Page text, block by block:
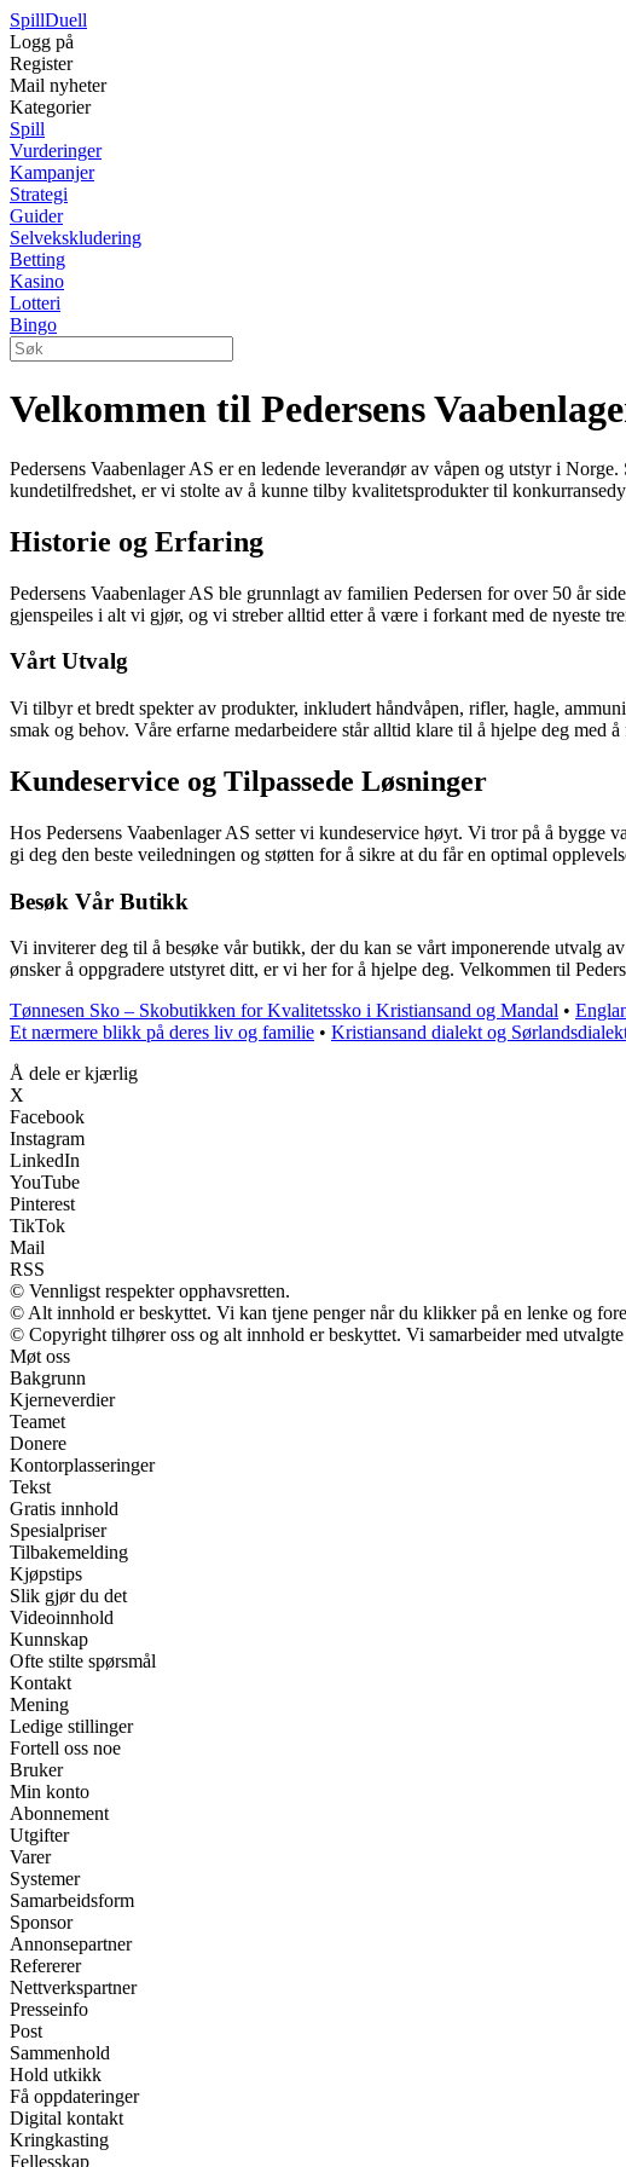
SpillDuell
Logg på
Register
Mail nyheter
Kategorier
Spill
Vurderinger
Kampanjer
Strategi
Guider
Selvekskludering
Betting
Kasino
Lotteri
Bingo
Velkommen til Pedersens
Pedersens Vaabenlager AS er en ledende leverandør av våpen og utstyr i
kundetilfredshet, er vi stolte av å kunne tilby kvalitetsprodukter til
Historie og Erfaring
Pedersens Vaabenlager AS ble grunnlagt av familien Pedersen for over 50 år
gjenspeiles i alt vi gjør, og vi streber alltid etter å være i forkant med de nyeste
Vårt Utvalg
Vi tilbyr et bredt spekter av produkter, inkludert håndvåpen, rifler, hagle,
smak og behov. Våre erfarne medarbeidere står alltid klare til å hjelpe deg med
Kundeservice og Tilpassede Løsninger
Hos Pedersens Vaabenlager AS setter vi kundeservice høyt. Vi tror på å bygge
gi deg den beste veiledningen og støtten for å sikre at du får en optimal
Besøk Vår Butikk
Vi inviterer deg til å besøke vår butikk, der du kan se vårt imponerende utvalg
ønsker å oppgradere utstyret ditt, er vi her for å hjelpe deg. Velkommen til
Tønnesen Sko – Skobutikken for Kvalitetssko i Kristiansand og Mandal •
Et nærmere blikk på deres liv og familie • Kristiansand dialekt og
Å dele er kjærlig
X
Facebook
Instagram
LinkedIn
YouTube
Pinterest
TikTok
Mail
RSS
© Vennligst respekter opphavsretten.
© Alt innhold er beskyttet. Vi kan tjene penger når du klikker på en lenke og
© Copyright tilhører oss og alt innhold er beskyttet. Vi samarbeider med
Møt oss
Bakgrunn
Kjerneverdier
Teamet
Donere
Kontorplasseringer
Tekst
Gratis innhold
Spesialpriser
Tilbakemelding
Kjøpstips
Slik gjør du det
Videoinnhold
Kunnskap
Ofte stilte spørsmål
Kontakt
Mening
Ledige stillinger
Fortell oss noe
Bruker
Min konto
Abonnement
Utgifter
Varer
Systemer
Samarbeidsform
Sponsor
Annonsepartner
Refererer
Nettverkspartner
Presseinfo
Post
Sammenhold
Hold utkikk
Få oppdateringer
Digital kontakt
Kringkasting
Fellesskap